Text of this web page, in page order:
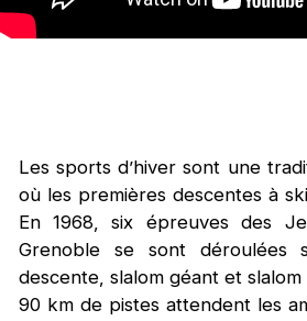
Les sports d’hiver sont une
où les premières descentes à
En 1968, six épreuves des
Grenoble se sont déroulées
descente, slalom géant et slalom
90 km de pistes attendent les